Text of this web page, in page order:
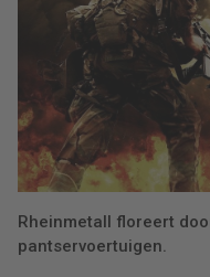
Rheinmetall floreert
pantservoertuigen.